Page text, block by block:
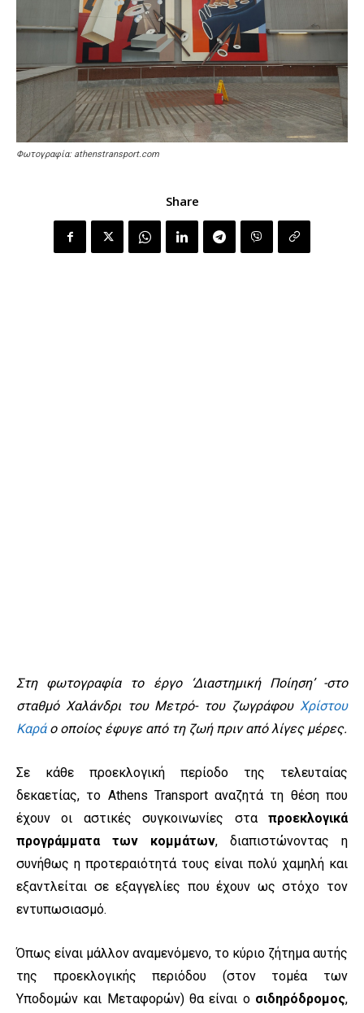
Φωτογραφία: athenstransport.com
Share
Στη φωτογραφία το έργο ‘Διαστημική Ποίηση’ -στο
σταθμό Χαλάνδρι του Μετρό- του ζωγράφου Χρίστου
Καράο οποίος έφυγε από τη ζωή πριν από λίγες μέρες.
Σε κάθε προεκλογική περίοδο της τελευταίας
δεκαετίας, το Athens Transport αναζητά τη θέση που
έχουν οι αστικές συγκοινωνίες στα προεκλογικά
προγράμματα των κομμάτων, διαπιστώνοντας η
συνήθως η προτεραιότητά τους είναι πολύ χαμηλή και
εξαντλείται σε εξαγγελίες που έχουν ως στόχο τον
εντυπωσιασμό.
Όπως είναι μάλλον αναμενόμενο, το κύριο ζήτημα αυτής
της προεκλογικής περιόδου (στον τομέα των
Υποδομών και Μεταφορών) θα είναι ο σιδηρόδρομος,